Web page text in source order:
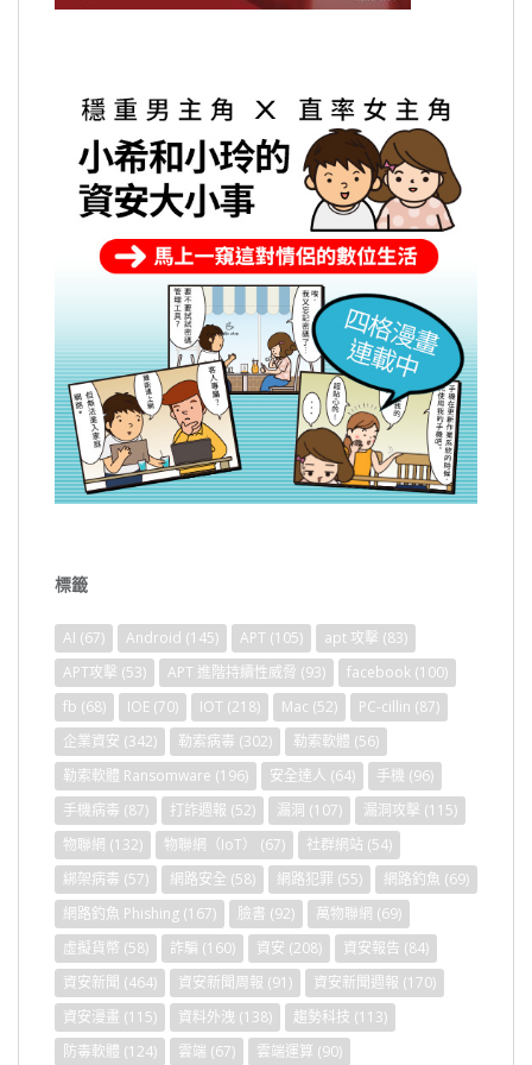
標籤
AI (67) Android (145) APT (105) apt 攻擊 (83)
APT攻擊 (53) APT 進階持續性威脅 (93) facebook (100)
fb (68) IOE (70) IOT (218) Mac (52) PC-cillin (87)
企業資安 (342) 勒索病毒 (302) 勒索軟體 (56)
勒索軟體 Ransomware (196) 安全達人 (64) 手機 (96)
手機病毒 (87) 打詐週報 (52) 漏洞 (107) 漏洞攻擊 (115)
物聯網 (132) 物聯網（IoT） (67) 社群網站 (54)
綁架病毒 (57) 網路安全 (58) 網路犯罪 (55) 網路釣魚 (69)
網路釣魚 Phishing (167) 臉書 (92) 萬物聯網 (69)
虛擬貨幣 (58) 詐騙 (160) 資安 (208) 資安報告 (84)
資安新聞 (464) 資安新聞周報 (91) 資安新聞週報 (170)
資安漫畫 (115) 資料外洩 (138) 趨勢科技 (113)
防毒軟體 (124) 雲端 (67) 雲端運算 (90)